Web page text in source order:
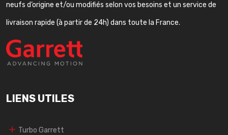
neufs d’origine et/ou modifiés selon vos besoins et un service de
livraison rapide (à partir de 24h) dans toute la France.
LIENS UTILES
Turbo Garrett